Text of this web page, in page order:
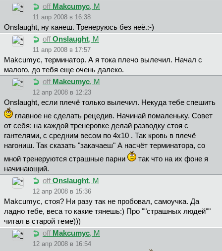
off Makcumyc, М
11 апр 2008 в 16:38
Onslaught, ну канеш. Тренеруюсь без неё.:-)
off Onslaught, М
11 апр 2008 в 17:57
Makcumyc, терминатор. А я тока плечо вылечил. Начал с
малого, до тебя еще очень далеко.
off Makcumyc, М
12 апр 2008 в 12:23
Onslaught, если плечё только вылечил. Некуда тебе спешить
главное не сделать рецедив. Начинай помаленьку. Совет
от себя: на каждой тренеровке делай разводку стоя с
гантелями, с средним весом по 4х10 . Так кровь в плечё
нагониш. Так сказать "закачаеш" А насчёт терминатора, со
мной тренеруются страшные парни
так что на их фоне я
начинающий.
off Onslaught, М
12 апр 2008 в 15:36
Makcumyc, стоя? Ни разу так не пробовал, самоучка. Да
ладно тебе, веса то какие тянешь:) Про ""страшных людей""
читал в старой теме)))
off Makcumyc, М
12 апр 2008 в 16:54